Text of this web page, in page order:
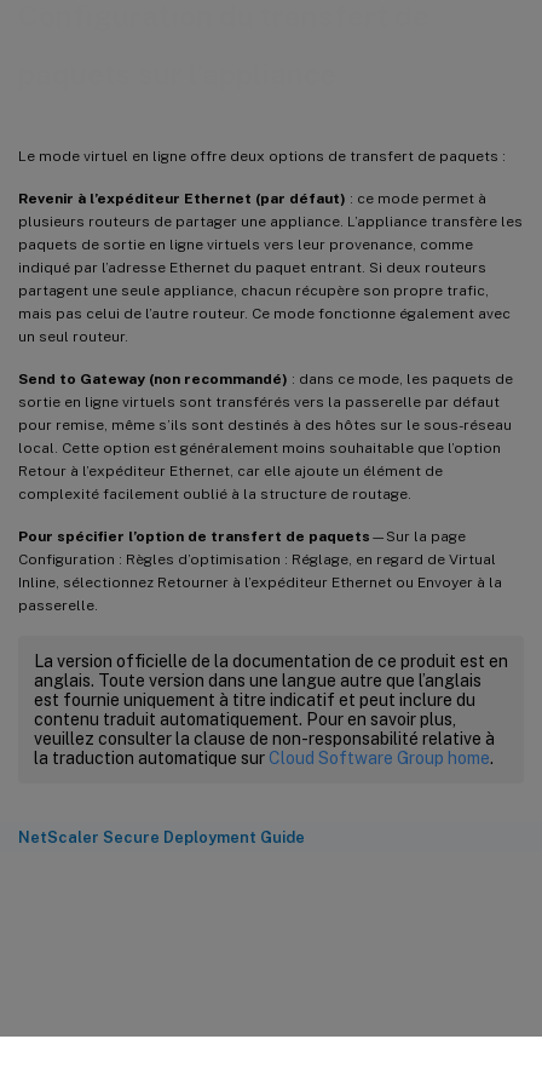
Le mode virtuel en ligne offre deux options de transfert de paquets :
Revenir à l’expéditeur Ethernet (par défaut) : ce mode permet à
plusieurs routeurs de partager une appliance. L’appliance transfère les
paquets de sortie en ligne virtuels vers leur provenance, comme
indiqué par l’adresse Ethernet du paquet entrant. Si deux routeurs
partagent une seule appliance, chacun récupère son propre trafic,
mais pas celui de l’autre routeur. Ce mode fonctionne également avec
un seul routeur.
Send to Gateway (non recommandé) : dans ce mode, les paquets de
sortie en ligne virtuels sont transférés vers la passerelle par défaut
pour remise, même s’ils sont destinés à des hôtes sur le sous-réseau
local. Cette option est généralement moins souhaitable que l’option
Retour à l’expéditeur Ethernet, car elle ajoute un élément de
complexité facilement oublié à la structure de routage.
Pour spécifier l’option de transfert de paquets —Sur la page
Configuration : Règles d’optimisation : Réglage, en regard de Virtual
Inline, sélectionnez Retourner à l’expéditeur Ethernet ou Envoyer à la
passerelle.
La version officielle de la documentation de ce produit est en
anglais. Toute version dans une langue autre que l’anglais
est fournie uniquement à titre indicatif et peut inclure du
contenu traduit automatiquement. Pour en savoir plus,
veuillez consulter la clause de non-responsabilité relative à
la traduction automatique sur Cloud Software Group home.
NetScaler Secure Deployment Guide